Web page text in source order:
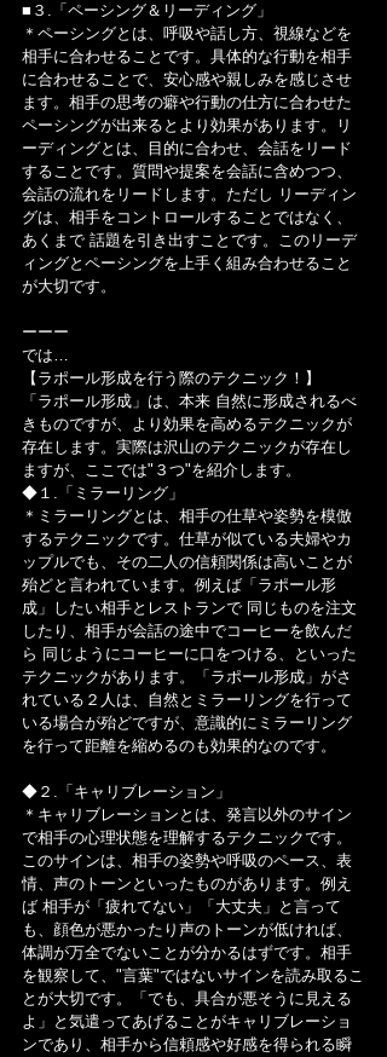
■３.「ペーシング＆リーディング」
＊ペーシングとは、呼吸や話し方、視線などを
相手に合わせることです。具体的な行動を相手
に合わせることで、安心感や親しみを感じさせ
ます。相手の思考の癖や行動の仕方に合わせた
ペーシングが出来るとより効果があります。リ
ーディングとは、目的に合わせ、会話をリード
することです。質問や提案を会話に含めつつ、
会話の流れをリードします。ただし リーディン
グは、相手をコントロールすることではなく、
あくまで 話題を引き出すことです。このリーデ
ィングとペーシングを上手く組み合わせること
が大切です。
ーーー
では…
【ラポール形成を行う際のテクニック！】
「ラポール形成」は、本来 自然に形成されるべ
きものですが、より効果を高めるテクニックが
存在します。実際は沢山のテクニックが存在し
ますが、ここでは"３つ"を紹介します。
◆１.「ミラーリング」
＊ミラーリングとは、相手の仕草や姿勢を模倣
するテクニックです。仕草が似ている夫婦やカ
ップルでも、その二人の信頼関係は高いことが
殆どと言われています。例えば「ラポール形
成」したい相手とレストランで 同じものを注文
したり、相手が会話の途中でコーヒーを飲んだ
ら 同じようにコーヒーに口をつける、といった
テクニックがあります。「ラポール形成」がさ
れている２人は、自然とミラーリングを行って
いる場合が殆どですが、意識的にミラーリング
を行って距離を縮めるのも効果的なのです。
◆２.「キャリブレーション」
＊キャリブレーションとは、発言以外のサイン
で相手の心理状態を理解するテクニックです。
このサインは、相手の姿勢や呼吸のペース、表
情、声のトーンといったものがあります。例え
ば 相手が「疲れてない」「大丈夫」と言って
も、顔色が悪かったり声のトーンが低ければ、
体調が万全でないことが分かるはずです。相手
を観察して、"言葉"ではないサインを読み取るこ
とが大切です。「でも、具合が悪そうに見える
よ」と気遣ってあげることがキャリブレーショ
ンであり、相手から信頼感や好感を得られる瞬